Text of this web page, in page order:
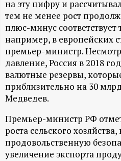
м
а
ц
и
о
н
на эту цифру и
тем не менее рост
плюс-минус соответствует
например, в европейских
премьер-министр.
давление, Россия в 2018
валютные резервы,
приблизительно на 30
Медведев.
Премьер-министр РФ
роста сельского
продовольственную
увеличение экспорта